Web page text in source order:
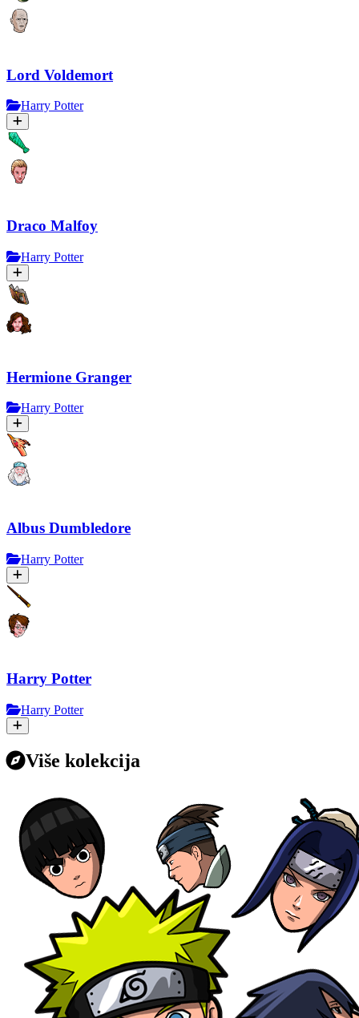
Lord Voldemort
Harry Potter
Draco Malfoy
Harry Potter
Hermione Granger
Harry Potter
Albus Dumbledore
Harry Potter
Harry Potter
Harry Potter
Više kolekcija